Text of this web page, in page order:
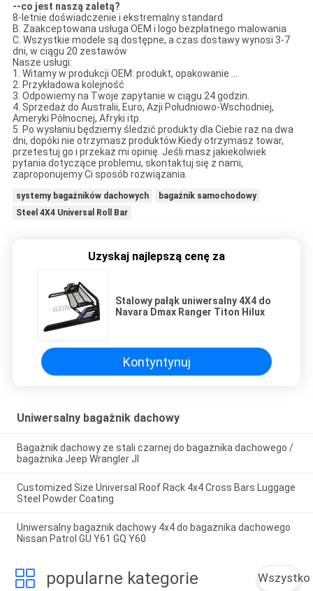
--co jest naszą zaletą?
8-letnie doświadczenie i ekstremalny standard
B. Zaakceptowana usługa OEM i logo bezpłatnego malowania
C. Wszystkie modele są dostępne, a czas dostawy wynosi 3-7
dni, w ciągu 20 zestawów
Nasze usługi:
1. Witamy w produkcji OEM: produkt, opakowanie ...
2. Przykładowa kolejność
3. Odpowiemy na Twoje zapytanie w ciągu 24 godzin.
4. Sprzedaż do Australii, Euro, Azji Południowo-Wschodniej,
Ameryki Północnej, Afryki itp.
5. Po wysłaniu będziemy śledzić produkty dla Ciebie raz na dwa
dni, dopóki nie otrzymasz produktów.Kiedy otrzymasz towar,
przetestuj go i przekaż mi opinię. Jeśli masz jakiekolwiek
pytania dotyczące problemu, skontaktuj się z nami,
zaproponujemy Ci sposób rozwiązania.
systemy bagażników dachowych
bagażnik samochodowy
Steel 4X4 Universal Roll Bar
Uzyskaj najlepszą cenę za
Stalowy pałąk uniwersalny 4X4 do
Navara Dmax Ranger Titon Hilux
Kontyntynuj
Uniwersalny bagażnik dachowy
Bagażnik dachowy ze stali czarnej do bagażnika dachowego /
bagażnika Jeep Wrangler Jl
Customized Size Universal Roof Rack 4x4 Cross Bars Luggage
Steel Powder Coating
Uniwersalny bagażnik dachowy 4x4 do bagażnika dachowego
Nissan Patrol GU Y61 GQ Y60
popularne kategorie Wszystko